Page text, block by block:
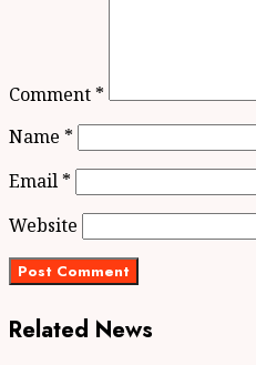
Comment *
Name *
Email *
Website
Related News